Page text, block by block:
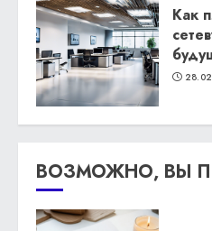
Как
ВОЗМОЖНО, ВЫ